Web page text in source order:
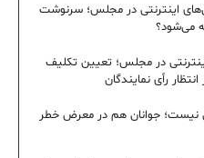
اینترنتی در مجلس؛ سرنوشت
می‌شود؟
در مجلس؛ تعیین تکلیف
رأی نمایندگان
نیست؛ جوانان هم در معرض خطر